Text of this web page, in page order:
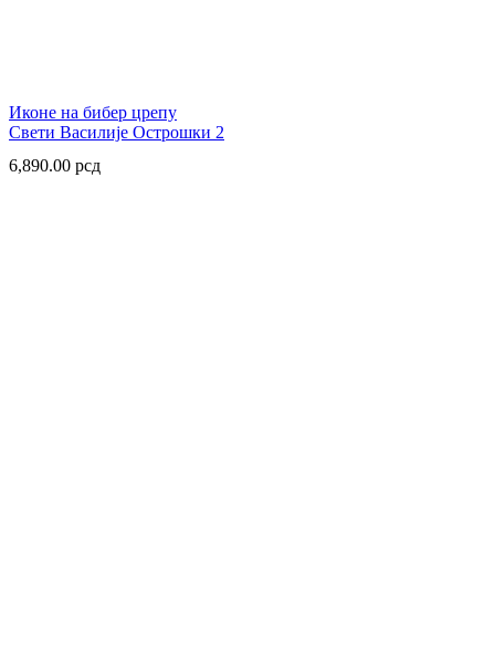
Иконе на бибер црепу
Свети Василије Острошки 2
6,890.00 рсд